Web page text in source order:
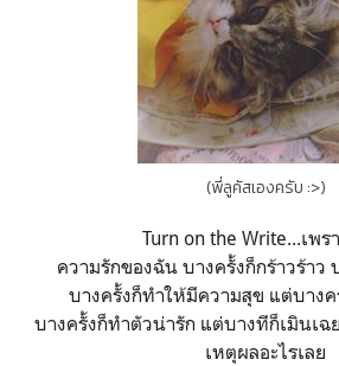
(พี่ลูคัสเองครับ :>)
Turn on the Write...เพร
ความรักของฉัน บางครั้งก็กร้าวร้าว
บางครั้งก็ทำให้มีความสุข แต่บาง
บางครั้งก็ทำตัวน่ารัก แต่บางทีก็เมินเฉ
เหตุผลอะไรเลย